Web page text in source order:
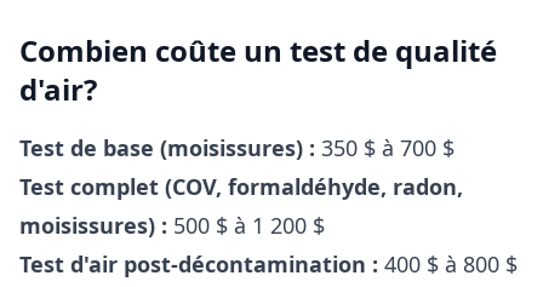
Combien coûte un test de qualité
d'air?
Test de base (moisissures) : 350 $ à 700 $
Test complet (COV, formaldéhyde, radon,
moisissures) : 500 $ à 1 200 $
Test d'air post-décontamination : 400 $ à 800 $